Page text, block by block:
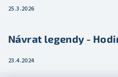
25.3.2026
Návrat legendy -
23.4.2024